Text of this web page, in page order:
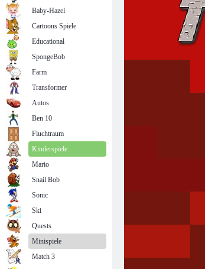
Baby-Hazel
Cartoons Spiele
Educational
SpongeBob
Farm
Transformer
Autos
Ben 10
Fluchtraum
Kinderspiele
Mario
Snail Bob
Sonic
Ski
Quests
Minispiele
Match 3